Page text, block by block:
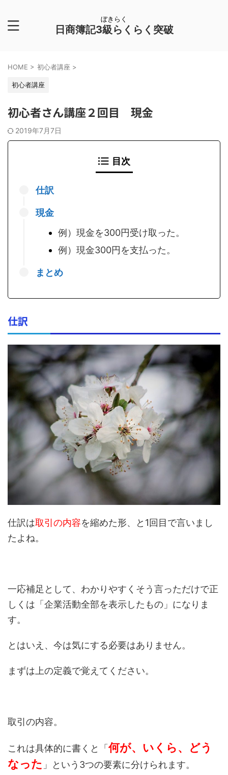
ぼきらく
日商簿記3級らくらく突破
HOME > 初心者講座 >
初心者講座
初心者さん講座２回目 現金
2019年7月7日
目次
仕訳
現金
例）現金を300円受け取った。
例）現金300円を支払った。
まとめ
仕訳
仕訳は取引の内容を縮めた形、と1回目で言いまし
たよね。
一応補足として、わかりやすくそう言っただけで正
しくは「企業活動全部を表示したもの」になりま
す。
とはいえ、今は気にする必要はありません。
まずは上の定義で覚えてください。
取引の内容。
これは具体的に書くと「何が、いくら、どう
なった 」という3つの要素に分けられます。